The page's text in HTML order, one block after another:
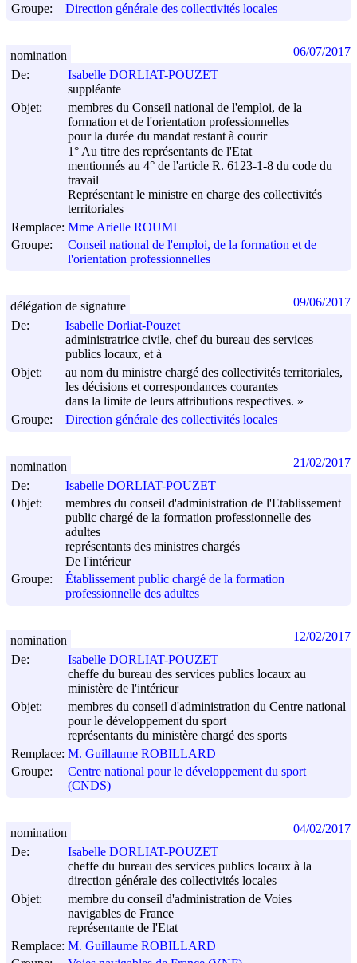
Groupe:
Direction générale des collectivités locales
De:
Isabelle DORLIAT-POUZET
suppléante
Objet:
membres du Conseil national de l'emploi, de la
formation et de l'orientation professionnelles
pour la durée du mandat restant à courir
1° Au titre des représentants de l'Etat
mentionnés au 4° de l'article R. 6123-1-8 du code du
travail
Représentant le ministre en charge des collectivités
territoriales
Remplace: Mme Arielle ROUMI
Groupe:
Conseil national de l'emploi, de la formation et de
l'orientation professionnelles
nomination 06/07/2017
De:
Isabelle Dorliat-Pouzet
administratrice civile, chef du bureau des services
publics locaux, et à
Objet:
au nom du ministre chargé des collectivités territoriales,
les décisions et correspondances courantes
dans la limite de leurs attributions respectives. »
Groupe:
Direction générale des collectivités locales
délégation de signature 09/06/2017
De:
Isabelle DORLIAT-POUZET
Objet:
membres du conseil d'administration de l'Etablissement
public chargé de la formation professionnelle des
adultes
représentants des ministres chargés
De l'intérieur
Groupe:
Établissement public chargé de la formation
professionnelle des adultes
nomination 21/02/2017
De:
Isabelle DORLIAT-POUZET
cheffe du bureau des services publics locaux au
ministère de l'intérieur
Objet:
membres du conseil d'administration du Centre national
pour le développement du sport
représentants du ministère chargé des sports
Remplace: M. Guillaume ROBILLARD
Groupe:
Centre national pour le développement du sport
(CNDS)
nomination 12/02/2017
De:
Isabelle DORLIAT-POUZET
cheffe du bureau des services publics locaux à la
direction générale des collectivités locales
Objet:
membre du conseil d'administration de Voies
navigables de France
représentante de l'Etat
Remplace: M. Guillaume ROBILLARD
nomination 04/02/2017